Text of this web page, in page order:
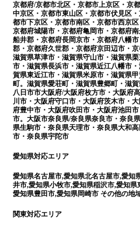
京都府/京都市北区・京都市上京区・京
中京区・京都市東山区・京都市伏見区
都市下京区・京都市南区・京都市西京
京都府城陽市・京都府亀岡市・京都府
船井郡・京都府長岡京市・京都府八幡
郡・京都府久世郡・京都府京田辺市・
滋賀県草津市・滋賀県守山市・滋賀県
市・滋賀県長浜市・滋賀県近江八幡市
賀県東近江市・滋賀県米原市・滋賀県
町。滋賀県愛荘町・滋賀県豊郷町・滋
八日市市大阪府/大阪府枚方市・大阪府
川市・大阪府守口市・大阪府茨木市・
府豊中市・大阪府吹田市・大阪府池田
市。大阪市奈良県/奈良県奈良市・奈良
県生駒市・奈良県天理市・奈良県大和
市・奈良県宇陀市
愛知県対応エリア
愛知県名古屋市,愛知県北名古屋市,愛知
井市,愛知県小牧市,愛知県稲沢市,愛知
愛知県豊田市,愛知県岡崎市 その他の地
関東対応エリア